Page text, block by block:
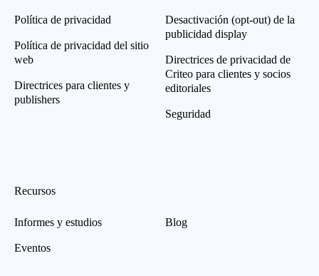
Política de privacidad
Política de privacidad del sitio
web
Directrices para clientes y
publishers
Desactivación (opt-out) de la
publicidad display
Directrices de privacidad de
Criteo para clientes y socios
editoriales
Seguridad
Recursos
Informes y estudios
Eventos
Blog